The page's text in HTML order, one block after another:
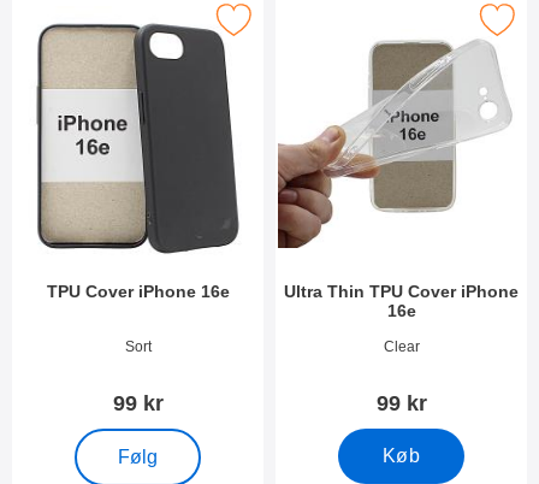
TPU Cover iPhone 16e
Varenr 52860Sort
99 kr
Følg
, TPU Cover iPhone 16e
Marker tPU Cover iPhone 16e som favorit
Ultra Thin TPU Cover iPhone
16e
Varenr 52861Clear
99 kr
Køb
Marker ultra Thin TPU Cover